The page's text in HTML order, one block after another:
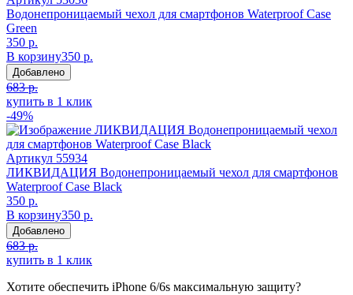
Водонепроницаемый чехол для смартфонов Waterproof Case
Green
350 р.
В корзину350 р.
Добавлено
683 р.
купить в 1 клик
-49%
Артикул 55934
ЛИКВИДАЦИЯ Водонепроницаемый чехол для смартфонов
Waterproof Case Black
350 р.
В корзину350 р.
Добавлено
683 р.
купить в 1 клик
Хотите обеспечить iPhone 6/6s максимальную защиту?